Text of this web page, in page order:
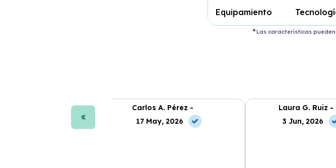
Equipamiento
Las características
Carlos A. Pérez -
17 May, 2026
Laura G. Ruiz -
3 Jun, 2026